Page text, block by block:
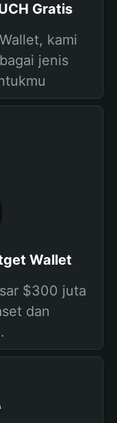
Gratis
kami
jenis
Wallet
$300 juta
dan